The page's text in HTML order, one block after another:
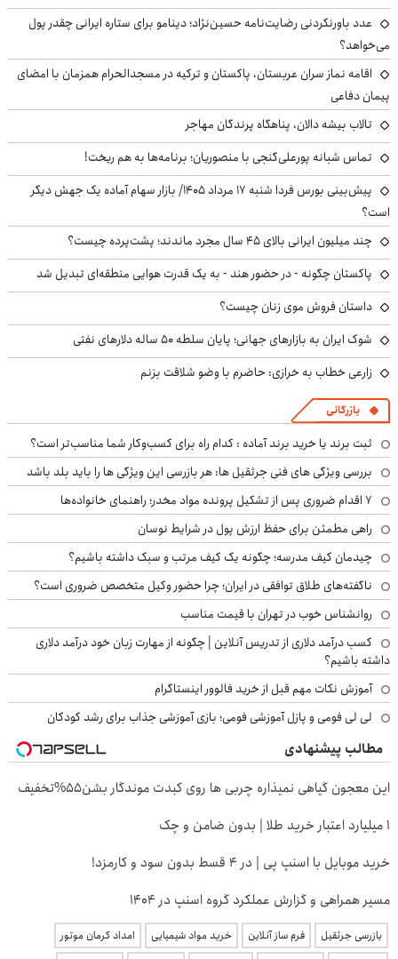
عدد باورنکردنی رضایت‌نامه حسین‌نژاد؛ دینامو برای ستاره ایرانی چقدر پول
می‌خواهد؟
اقامه نماز سران عربستان، پاکستان و ترکیه در مسجدالحرام همزمان با امضای
پیمان دفاعی
تالاب بیشه دالان، پناهگاه پرندگان مهاجر
تماس شبانه پورعلی‌گنجی با منصوریان؛ برنامه‌ها به هم ریخت!
پیش‌بینی بورس فردا شنبه ۱۷ مرداد ۱۴۰۵/ بازار سهام آماده یک جهش دیگر
است؟
چند میلیون ایرانی بالای ۴۵ سال مجرد ماندند؛ پشت‌پرده چیست؟
پاکستان چگونه - در حضور هند - به یک قدرت هوایی منطقه‌ای تبدیل شد
داستان فروش موی زنان چیست؟
شوک ایران به بازارهای جهانی؛ پایان سلطه ۵۰ ساله دلارهای نفتی
زارعی خطاب به خرازی: حاضرم با وضو شلاقت بزنم
بازرگانی
ثبت برند یا خرید برند آماده : کدام راه برای کسب‌وکار شما مناسب‌تر است؟
بررسی ویژگی های فنی جرثقیل ها: هر بازرسی این ویژگی ها را باید بلد باشد
۷ اقدام ضروری پس از تشکیل پرونده مواد مخدر؛ راهنمای خانواده‌ها
راهی مطمئن برای حفظ ارزش پول در شرایط نوسان
چیدمان کیف مدرسه؛ چگونه یک کیف مرتب و سبک داشته باشیم؟
ناگفته‌های طلاق توافقی در ایران؛ چرا حضور وکیل متخصص ضروری است؟
روانشناس خوب در تهران با قیمت مناسب
کسب درآمد دلاری از تدریس آنلاین | چگونه از مهارت زبان خود درآمد دلاری
داشته باشیم؟
آموزش نکات مهم قبل از خرید فالوور اینستاگرام
لی لی فومی و پازل آموزشی فومی؛ بازی آموزشی جذاب برای رشد کودکان
مطالب پیشنهادی
این معجون گیاهی نمیذاره چربی ها روی کبدت موندگار بشن55%تخفیف
۱ میلیارد اعتبار خرید طلا | بدون ضامن و چک
خرید موبایل با اسنپ پی | در ۴ قسط بدون سود و کارمزد!
مسیر همراهی و گزارش عملکرد گروه اسنپ در ۱۴۰۴
بازرسی جرثقیل فرم ساز آنلاین خرید مواد شیمیایی
امداد کرمان موتور